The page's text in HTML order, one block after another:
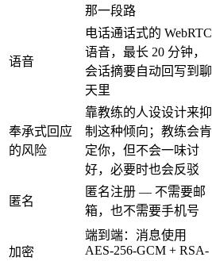
那一段路
语音
电话通话式的 WebRTC
语音，最长 20 分钟，
会话摘要自动回写到聊
天里
奉承式回应
的风险
靠教练的人设设计来抑
制这种倾向；教练会肯
定你，但不会一味讨
好，必要时也会反驳
匿名
匿名注册 — 不需要邮
箱，也不需要手机号
加密
端到端：消息使用
AES-256-GCM + RSA-